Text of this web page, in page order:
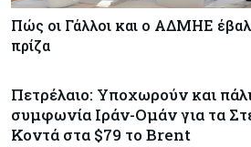
Πώς οι Γάλλοι και ο ΑΔΜΗΕ
πρίζα
Πετρέλαιο: Υποχωρούν και
συμφωνία Ιράν-Ομάν για τα
Κοντά στα $79 το Brent